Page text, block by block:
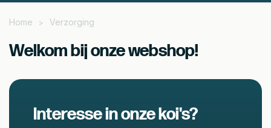
Home > Verzorging
Welkom bij onze webshop!
Interesse in onze koi's?